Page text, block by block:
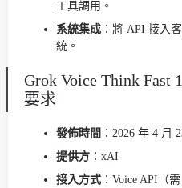
工具調用。
系統集成 ：將 API 接入
統。
Grok Voice Think Fast
要求
發佈時間 ：2026 年 4 月
提供方 ：xAI
接入方式 ：Voice API（